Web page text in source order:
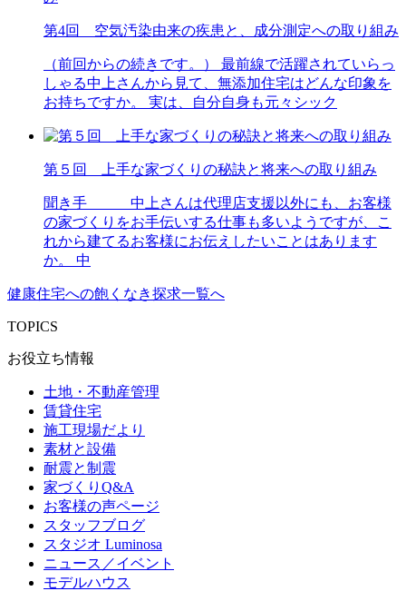
第4回 空気汚染由来の疾患と、成分測定への取り組み
（前回からの続きです。） 最前線で活躍されていらっ
しゃる中上さんから見て、無添加住宅はどんな印象を
お持ちですか。 実は、自分自身も元々シック
第５回 上手な家づくりの秘訣と将来への取り組み
聞き手 中上さんは代理店支援以外にも、お客様
の家づくりをお手伝いする仕事も多いようですが、こ
れから建てるお客様にお伝えしたいことはあります
か。 中
健康住宅への飽くなき探求一覧へ
TOPICS
お役立ち情報
土地・不動産管理
賃貸住宅
施工現場だより
素材と設備
耐震と制震
家づくりQ&A
お客様の声ページ
スタッフブログ
スタジオ Luminosa
ニュース／イベント
モデルハウス